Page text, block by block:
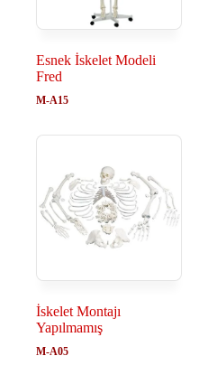
Esnek İskelet Modeli
Fred
M-A15
İskelet Montajı
Yapılmamış
M-A05